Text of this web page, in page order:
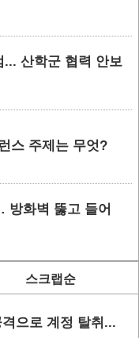
... 산학군 협력 안보
스 주제는 무엇?
방화벽 뚫고 들어
스크랩순
으로 계정 탈취...